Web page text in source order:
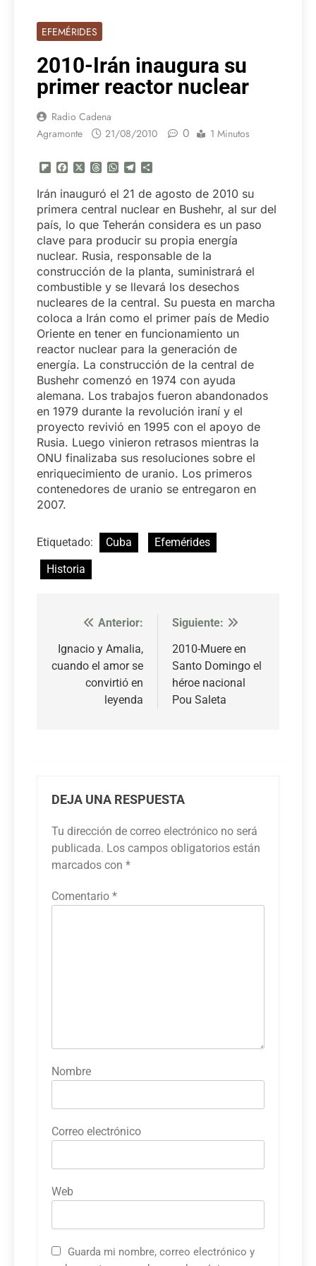
EFEMÉRIDES
2010-Irán inaugura su
primer reactor nuclear
Radio Cadena
Agramonte
21/08/2010 0 1 Minutos
Flipboard
FacebookThreadsWhatsApp
Telegram
Irán inauguró el 21 de agosto de 2010 su
primera central nuclear en Bushehr, al sur del
país, lo que Teherán considera es un paso
clave para producir su propia energía
nuclear. Rusia, responsable de la
construcción de la planta, suministrará el
combustible y se llevará los desechos
nucleares de la central. Su puesta en marcha
coloca a Irán como el primer país de Medio
Oriente en tener en funcionamiento un
reactor nuclear para la generación de
energía. La construcción de la central de
Bushehr comenzó en 1974 con ayuda
alemana. Los trabajos fueron abandonados
en 1979 durante la revolución iraní y el
proyecto revivió en 1995 con el apoyo de
Rusia. Luego vinieron retrasos mientras la
ONU finalizaba sus resoluciones sobre el
enriquecimiento de uranio. Los primeros
contenedores de uranio se entregaron en
2007.
Etiquetado: Cuba
Efemérides
Historia
Navegación
de
entradas
Anterior:
Ignacio y Amalia,
cuando el amor se
convirtió en
leyenda
Siguiente:
2010-Muere en
Santo Domingo el
héroe nacional
Pou Saleta
DEJA UNA RESPUESTA
Tu dirección de correo electrónico no será
publicada. Los campos obligatorios están
marcados con *
Comentario *
Nombre
Correo electrónico
Web
Guarda mi nombre, correo electrónico y